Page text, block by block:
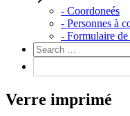
- Coordoneés
- Personnes à
- Formulaire de
Rechercher :
Verre imprimé